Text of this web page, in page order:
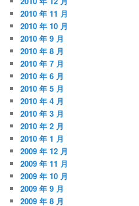
2010 年 11 月
2010 年 10 月
2010 年 9 月
2010 年 8 月
2010 年 7 月
2010 年 6 月
2010 年 5 月
2010 年 4 月
2010 年 3 月
2010 年 2 月
2010 年 1 月
2009 年 12 月
2009 年 11 月
2009 年 10 月
2009 年 9 月
2009 年 8 月